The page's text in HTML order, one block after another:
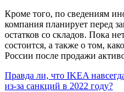
Кроме того, по сведениям
компания планирует перед
остатков со складов. Пока
состоится, а также о том,
России после продажи
Правда ли, что IKEA
из-за санкций в 2022 году?